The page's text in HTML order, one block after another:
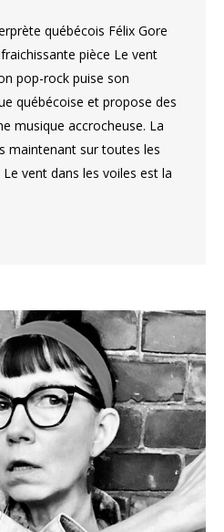
québécois Félix Gore
pièce Le vent
pop-rock puise son
québécoise et propose des
musique accrocheuse. La
maintenant sur toutes les
vent dans les voiles est la